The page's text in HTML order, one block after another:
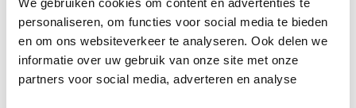
personaliseren, om functies voor social media te bieden
en om ons websiteverkeer te analyseren. Ook delen we
informatie over uw gebruik van onze site met onze
partners voor social media, adverteren en analyse
gebiedsontwikkeling. Waar energievoorziening
voorheen een vanzelfsprekende randvoorwaarde was,
wordt zij nu een sturend principe in ontwerp en
realisatie.